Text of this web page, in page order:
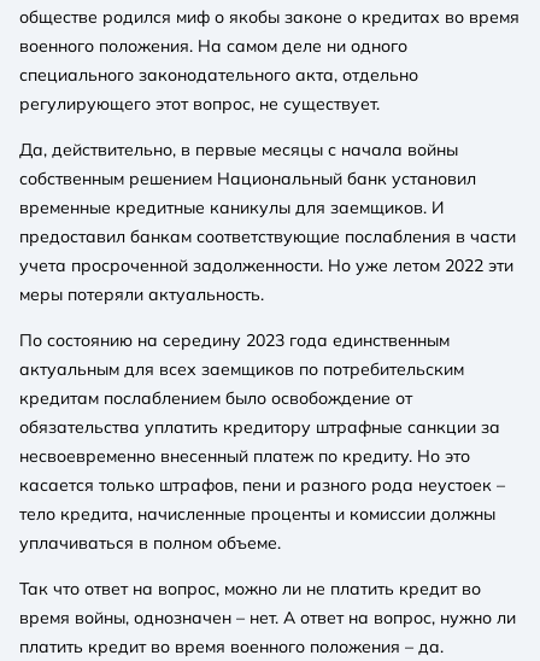
обществе родился миф о якобы законе о кредитах во время
военного положения. На самом деле ни одного
специального законодательного акта, отдельно
регулирующего этот вопрос, не существует.
Да, действительно, в первые месяцы с начала войны
собственным решением Национальный банк установил
временные кредитные каникулы для заемщиков. И
предоставил банкам соответствующие послабления в части
учета просроченной задолженности. Но уже летом 2022 эти
меры потеряли актуальность.
По состоянию на середину 2023 года единственным
актуальным для всех заемщиков по потребительским
кредитам послаблением было освобождение от
обязательства уплатить кредитору штрафные санкции за
несвоевременно внесенный платеж по кредиту. Но это
касается только штрафов, пени и разного рода неустоек –
тело кредита, начисленные проценты и комиссии должны
уплачиваться в полном объеме.
Так что ответ на вопрос, можно ли не платить кредит во
время войны, однозначен – нет. А ответ на вопрос, нужно ли
платить кредит во время военного положения – да.